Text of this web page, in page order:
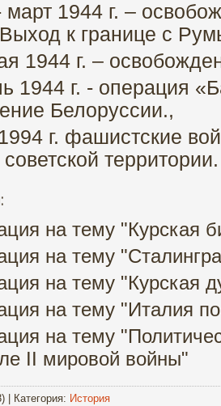
1944 г. –
к границе с
1944 г. –
1944 г. - операция
Белоруссии.,
г. фашистские
территории.
на тему "Курская
на тему
на тему "Курская
на тему "Италия
на тему
II мировой войны"
| Категория: История